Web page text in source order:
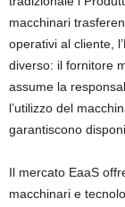
macchinari
operativi al cliente,
diverso: il fornitore
assume la
l’utilizzo del
garantiscono
Il mercato EaaS
macchinari e